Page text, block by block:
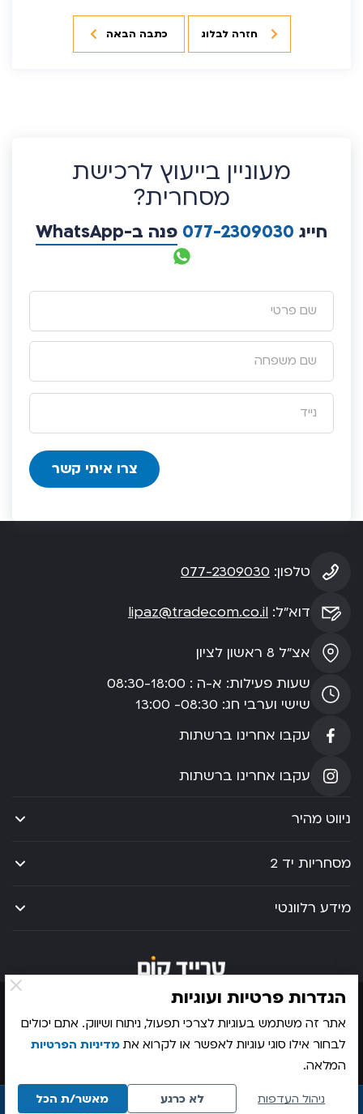
חזרה לבלוג כתבה הבאה
מעוניין בייעוץ לרכישת
מסחרית?
חייג 077-2309030 פנה ב-WhatsApp
טלפון: 077-2309030
דוא”ל: lipaz@tradecom.co.il
אצ”ל 8 ראשון לציון
שעות פעילות: א-ה : 08:30-18:00
שישי וערבי חג: 08:30- 13:00
עקבו אחרינו ברשתות
עקבו אחרינו ברשתות
ניווט מהיר
מסחריות יד 2
מידע רלוונטי
© 2026 כל הזכויות שמורות לטרייד קום
קידום אתרים
הגדרות פרטיות ועוגיות
אתר זה משתמש בעוגיות לצרכי תפעול, ניתוח ושיווק. אתם יכולים
לבחור אילו סוגי עוגיות לאפשר או לקרוא את מדיניות הפרטיות
המלאה.
ניהול העדפות לא כרגע מאשר/ת הכל